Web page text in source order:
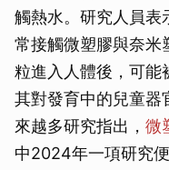
觸熱水。研究人員表
常接觸微塑膠與奈米
粒進入人體後，可能
其對發育中的兒童器
來越多研究指出， 微
中2024年一項研究便